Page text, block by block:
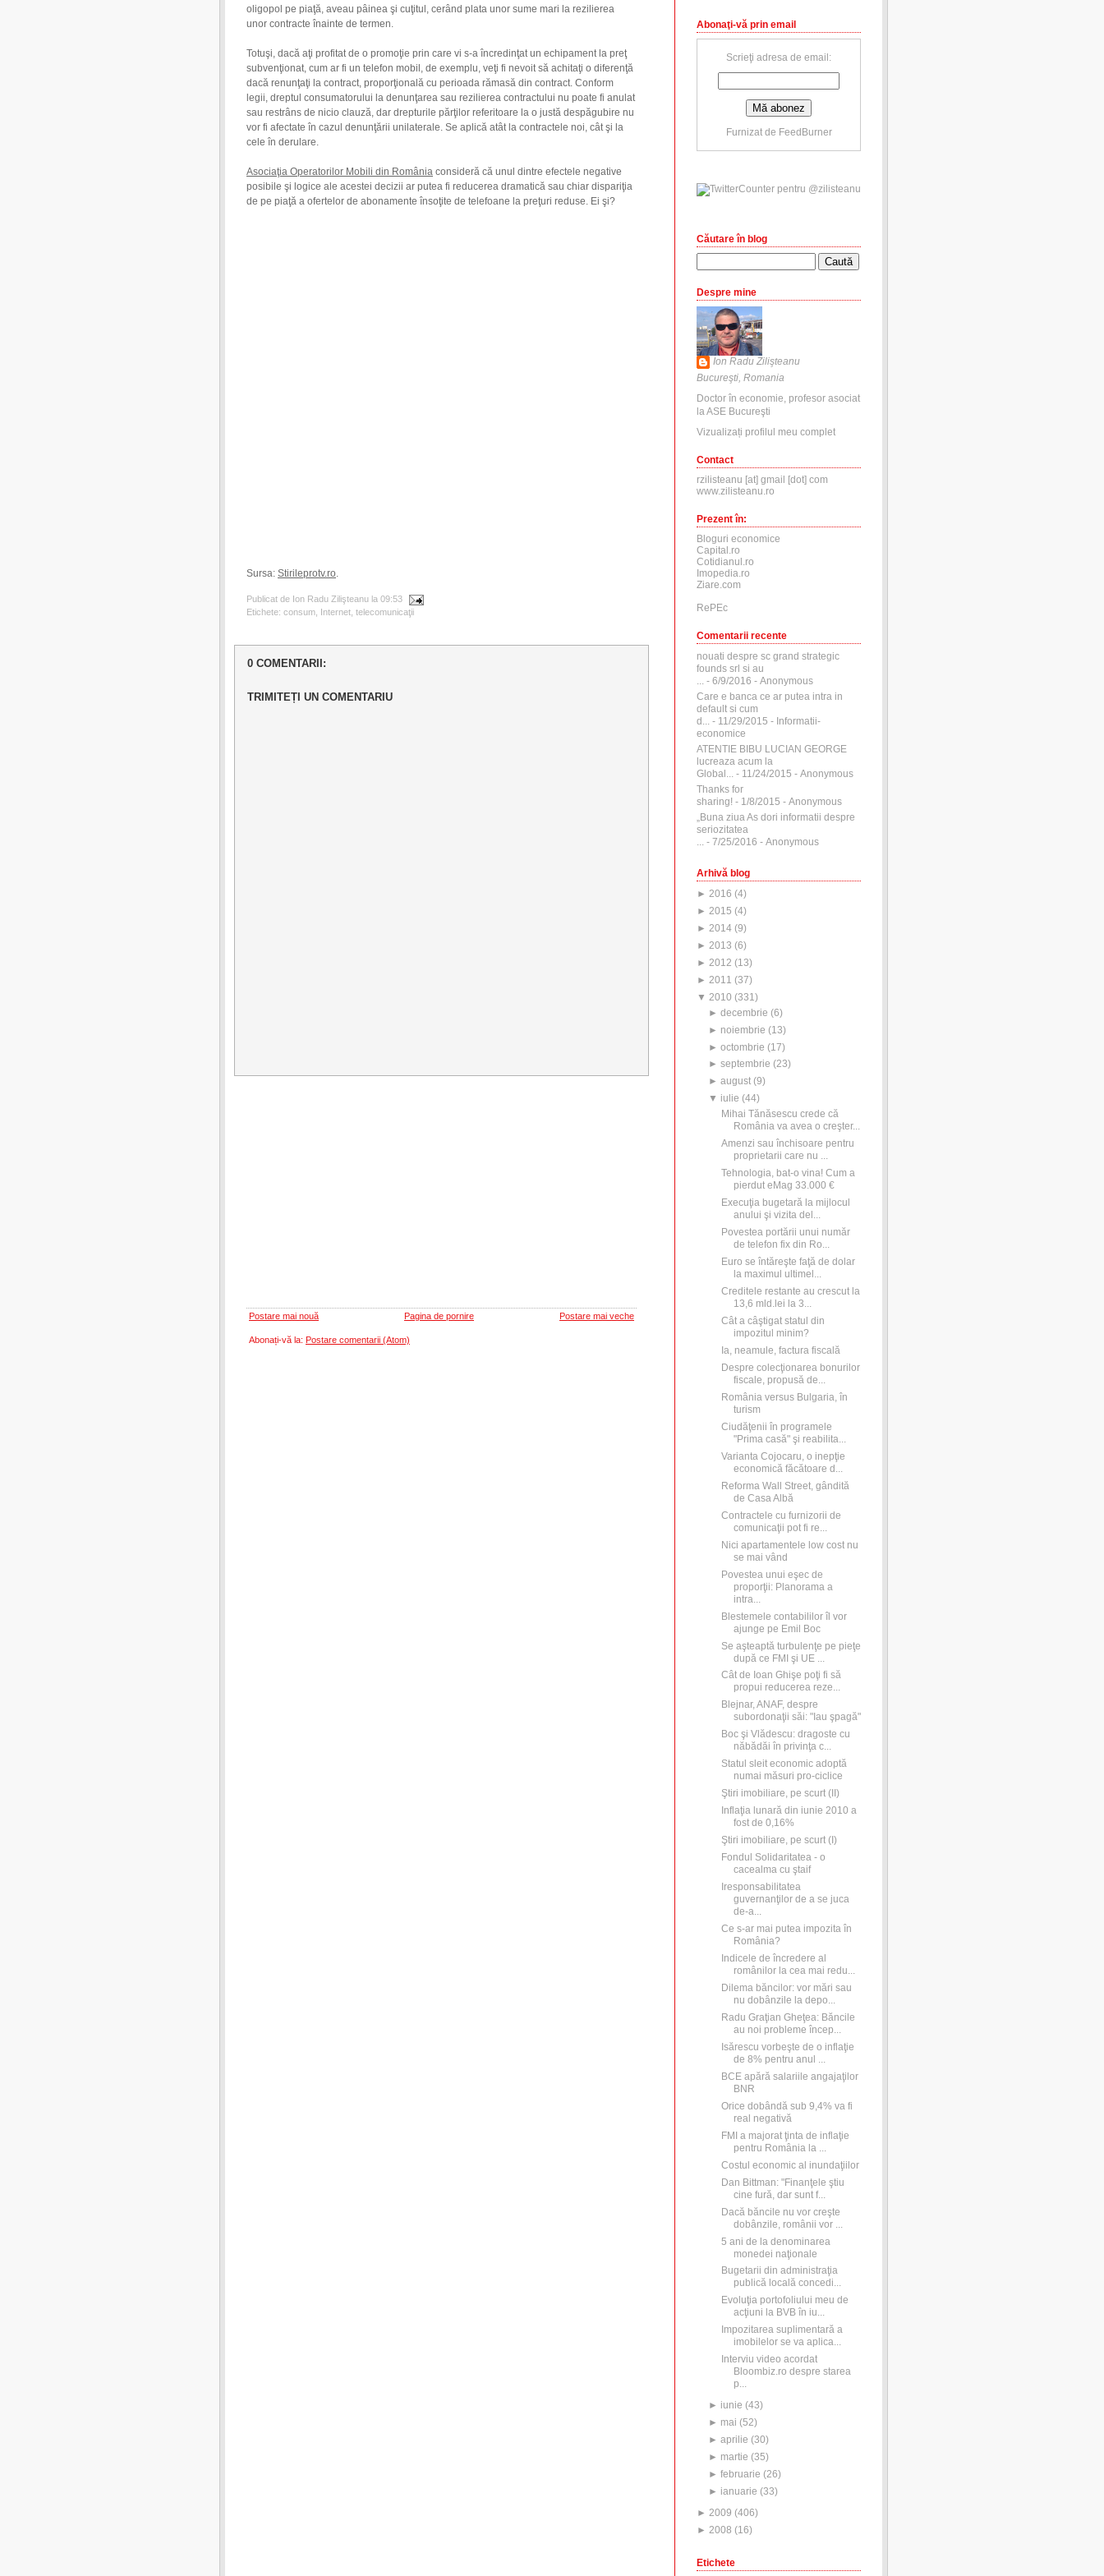
oligopol pe piaţă, aveau pâinea şi cuţitul, cerând plata unor sume mari la rezilierea
unor contracte înainte de termen.
Totuşi, dacă aţi profitat de o promoţie prin care vi s-a încredinţat un echipament la preţ
subvenţionat, cum ar fi un telefon mobil, de exemplu, veţi fi nevoit să achitaţi o diferenţă
dacă renunţaţi la contract, proporţională cu perioada rămasă din contract. Conform
legii, dreptul consumatorului la denunţarea sau rezilierea contractului nu poate fi anulat
sau restrâns de nicio clauză, dar drepturile părţilor referitoare la o justă despăgubire nu
vor fi afectate în cazul denunţării unilaterale. Se aplică atât la contractele noi, cât şi la
cele în derulare.
Asociaţia Operatorilor Mobili din România consideră că unul dintre efectele negative
posibile şi logice ale acestei decizii ar putea fi reducerea dramatică sau chiar dispariţia
de pe piaţă a ofertelor de abonamente însoţite de telefoane la preţuri reduse. Ei şi?
Sursa: Stirileprotv.ro.
Publicat de Ion Radu Zilişteanu la 09:53
Etichete: consum Internet telecomunicaţii
0 COMENTARII:
TRIMITEȚI UN COMENTARIU
Postare mai nouă Postare mai veche
Pagina de pornire
Abonați-vă la: Postare comentarii (Atom)
Abonaţi-vă prin email
Scrieţi adresa de email:
Furnizat de FeedBurner
Căutare în blog
Despre mine
Ion Radu Zilişteanu
Bucureşti, Romania
Doctor în economie, profesor asociat
la ASE Bucureşti
Vizualizați profilul meu complet
Contact
rzilisteanu [at] gmail [dot] com
www.zilisteanu.ro
Prezent în:
Bloguri economice
Capital.ro
Cotidianul.ro
Imopedia.ro
Ziare.com
RePEc
Comentarii recente
nouati despre sc grand strategic
founds srl si au
... - 6/9/2016 - Anonymous
Care e banca ce ar putea intra in
default si cum
d... - 11/29/2015 - Informatii-
economice
ATENTIE BIBU LUCIAN GEORGE
lucreaza acum la
Global... - 11/24/2015 - Anonymous
Thanks for
sharing! - 1/8/2015 - Anonymous
„Buna ziua As dori informatii despre
seriozitatea
... - 7/25/2016 - Anonymous
Arhivă blog
► 2016 (4)
► 2015 (4)
► 2014 (9)
► 2013 (6)
► 2012 (13)
► 2011 (37)
▼ 2010 (331 )
►decembrie (6)
► noiembrie (13)
►octombrie (17)
►septembrie (23)
►august (9)
▼ iulie (44)
Mihai Tănăsescu crede că
România va avea o creşter...
Amenzi sau închisoare pentru
proprietarii care nu ...
Tehnologia, bat-o vina! Cum a
pierdut eMag 33.000 €
Execuţia bugetară la mijlocul
anului şi vizita del...
Povestea portării unui număr
de telefon fix din Ro...
Euro se întăreşte faţă de dolar
la maximul ultimel...
Creditele restante au crescut la
13,6 mld.lei la 3...
Cât a câştigat statul din
impozitul minim?
Ia, neamule, factura fiscală
Despre colecţionarea bonurilor
fiscale, propusă de...
România versus Bulgaria, în
turism
Ciudăţenii în programele
"Prima casă" şi reabilita...
Varianta Cojocaru, o inepţie
economică făcătoare d...
Reforma Wall Street, gândită
de Casa Albă
Contractele cu furnizorii de
comunicaţii pot fi re...
Nici apartamentele low cost nu
se mai vând
Povestea unui eşec de
proporţii: Planorama a
intra...
Blestemele contabililor îl vor
ajunge pe Emil Boc
Se aşteaptă turbulenţe pe pieţe
după ce FMI şi UE ...
Cât de Ioan Ghişe poţi fi să
propui reducerea reze...
Blejnar, ANAF, despre
subordonaţii săi: "Iau şpagă"
Boc şi Vlădescu: dragoste cu
năbădăi în privinţa c...
Statul sleit economic adoptă
numai măsuri pro-ciclice
Ştiri imobiliare, pe scurt (II)
Inflaţia lunară din iunie 2010 a
fost de 0,16%
Ştiri imobiliare, pe scurt (I)
Fondul Solidaritatea - o
cacealma cu ştaif
Iresponsabilitatea
guvernanţilor de a se juca
de-a...
Ce s-ar mai putea impozita în
România?
Indicele de încredere al
românilor la cea mai redu...
Dilema băncilor: vor mări sau
nu dobânzile la depo...
Radu Graţian Gheţea: Băncile
au noi probleme încep...
Isărescu vorbeşte de o inflaţie
de 8% pentru anul ...
BCE apără salariile angajaţilor
BNR
Orice dobândă sub 9,4% va fi
real negativă
FMI a majorat ţinta de inflaţie
pentru România la ...
Costul economic al inundaţiilor
Dan Bittman: "Finanţele ştiu
cine fură, dar sunt f...
Dacă băncile nu vor creşte
dobânzile, românii vor ...
5 ani de la denominarea
monedei naţionale
Bugetarii din administraţia
publică locală concedi...
Evoluţia portofoliului meu de
acţiuni la BVB în iu...
Impozitarea suplimentară a
imobilelor se va aplica...
Interviu video acordat
Bloombiz.ro despre starea
p...
► iunie (43)
► mai (52)
►aprilie (30)
► martie (35)
►februarie (26)
► ianuarie (33)
► 2009 (406)
► 2008 (16)
Etichete